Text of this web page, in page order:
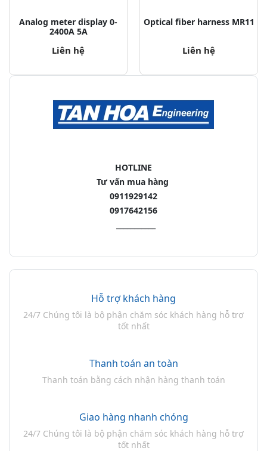
Analog meter display 0-
2400A 5A
Liên hệ
Optical fiber harness MR11
Liên hệ
HOTLINE
Tư vấn mua hàng
0911929142
0917642156
Hỗ trợ khách hàng
24/7 Chúng tôi là bộ phận chăm sóc khách hàng hỗ trợ
tốt nhất
Thanh toán an toàn
Thanh toán bằng cách nhận hàng thanh toán
Giao hàng nhanh chóng
24/7 Chúng tôi là bộ phận chăm sóc khách hàng hỗ trợ
tốt nhất